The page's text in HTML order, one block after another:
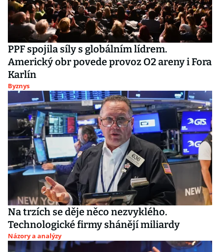
PPF spojila síly s globálním lídrem.
Americký obr povede provoz O2 areny i Fora
Karlín
Byznys
Na trzích se děje něco nezvyklého.
Technologické firmy shánějí miliardy
Názory a analýzy